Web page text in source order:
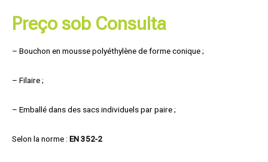
Preço sob Consulta
– Bouchon en mousse polyéthylène de forme conique ;
– Filaire ;
– Emballé dans des sacs individuels par paire ;
Selon la norme : EN 352-2